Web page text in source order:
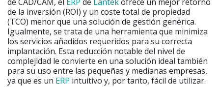
de la inversión (ROI) y un coste total de propiedad
(TCO) menor que una solución de gestión genérica.
Igualmente, se trata de una herramienta que minimiza
los servicios añadidos requeridos para su correcta
implantación. Esta reducción notable del nivel de
complejidad le convierte en una solución ideal también
para su uso entre las pequeñas y medianas empresas,
ya que es un ERP intuitivo y, por tanto, fácil de utilizar.